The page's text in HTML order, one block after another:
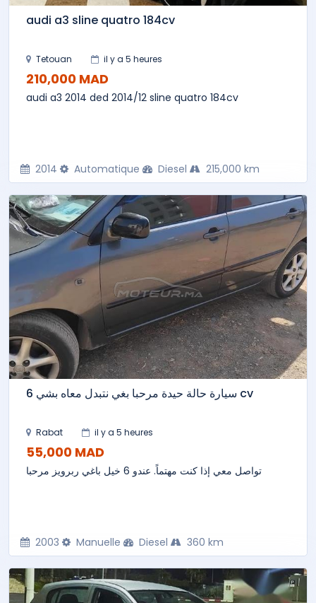
audi a3 sline quatro 184cv
Tetouan il y a 5 heures
210,000 MAD
audi a3 2014 ded 2014/12 sline quatro 184cv
2014 Automatique Diesel 215,000 km
سيارة حالة حيدة مرحبا بغي نتبدل معاه بشي 6 cv
Rabat il y a 5 heures
55,000 MAD
تواصل معي إذا كنت مهتماً. عندو 6 خيل باغي ربرويز مرحبا
2003 Manuelle Diesel 360 km